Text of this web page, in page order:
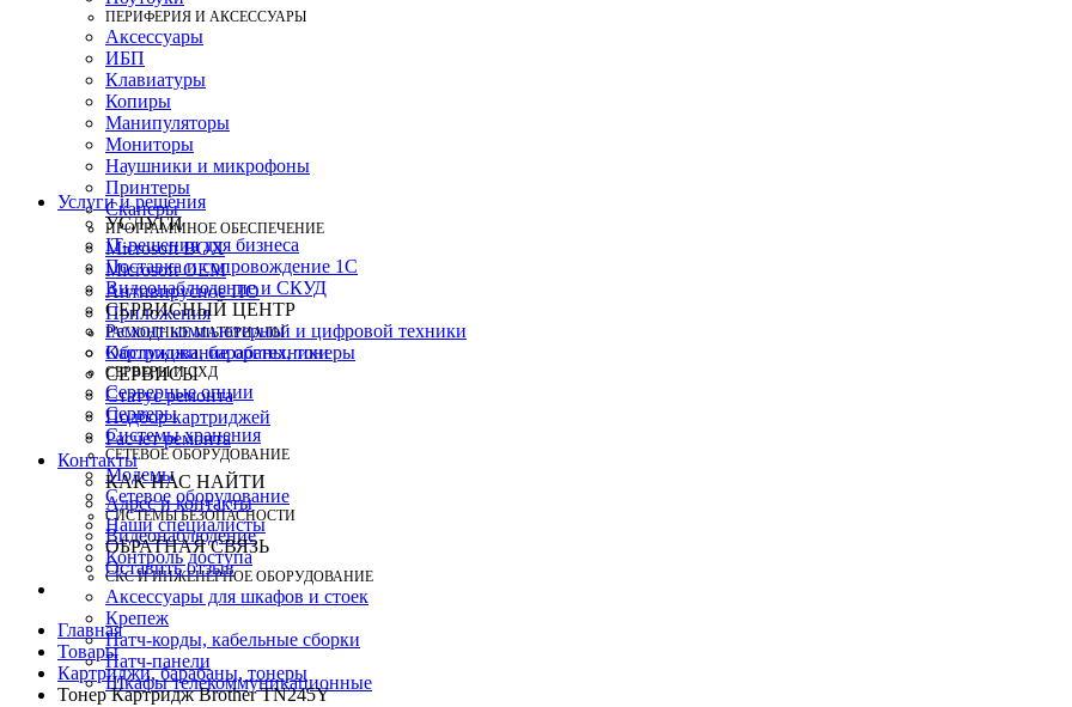
ПЕРИФЕРИЯ И АКСЕССУАРЫ
Аксессуары
ИБП
Клавиатуры
Копиры
Манипуляторы
Мониторы
Наушники и микрофоны
Принтеры
Сканеры
ПРОГРАММНОЕ ОБЕСПЕЧЕНИЕ
Microsoft BOX
Microsoft OEM
Антивирусное ПО
Приложения
РАСХОДНЫЕ МАТЕРИАЛЫ
Картриджи, барабаны, тонеры
СЕРВЕРЫ И СХД
Серверные опции
Серверы
Системы хранения
СЕТЕВОЕ ОБОРУДОВАНИЕ
Модемы
Сетевое оборудование
СИСТЕМЫ БЕЗОПАСНОСТИ
Видеонаблюдение
Контроль доступа
СКС И ИНЖЕНЕРНОЕ ОБОРУДОВАНИЕ
Аксессуары для шкафов и стоек
Крепеж
Патч-корды, кабельные сборки
Патч-панели
Шкафы телекоммуникационные
Услуги и решения
УСЛУГИ
IT-решения для бизнеса
Поставка и сопровождение 1C
Видеонаблюдение и СКУД
СЕРВИСНЫЙ ЦЕНТР
Ремонт компьютерной и цифровой техники
Обслуживание оргтехники
СЕРВИСЫ
Статус ремонта
Подбор картриджей
Расчет ремонта
Контакты
КАК НАС НАЙТИ
Адрес и контакты
Наши специалисты
ОБРАТНАЯ СВЯЗЬ
Оставить отзыв
Главная
Товары
Картриджи, барабаны, тонеры
Тонер Картридж Brother TN245Y